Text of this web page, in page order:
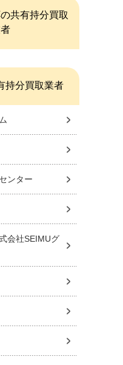
共有持分買取
持分買取業者
ンター
会社SEIMUグ